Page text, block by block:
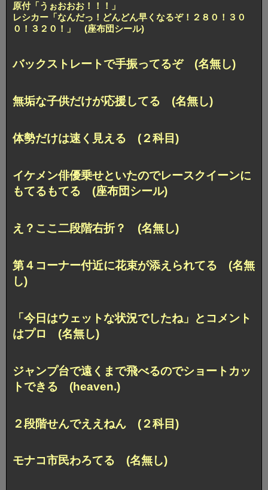
原付「うぉおおお！！！」
レシカー「なんだっ！どんどん早くなるぞ！２８０！３０
０！３２０！」 (座布団シール)
バックストレートで手振ってるぞ (名無し)
無垢な子供だけが応援してる (名無し)
体勢だけは速く見える (２科目)
イケメン俳優乗せといたのでレースクイーンに
もてるもてる (座布団シール)
え？ここ二段階右折？ (名無し)
第４コーナー付近に花束が添えられてる (名無
し)
「今日はウェットな状況でしたね」とコメント
はプロ (名無し)
ジャンプ台で遠くまで飛べるのでショートカッ
トできる (heaven.)
２段階せんでええねん (２科目)
モナコ市民わろてる (名無し)